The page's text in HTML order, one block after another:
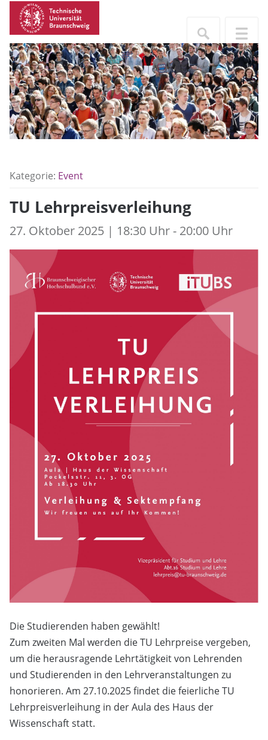
Kategorie: Event
TU Lehrpreisverleihung
27. Oktober 2025 | 18:30 Uhr - 20:00 Uhr
Die Studierenden haben gewählt!
Zum zweiten Mal werden die TU Lehrpreise vergeben,
um die herausragende Lehrtätigkeit von Lehrenden
und Studierenden in den Lehrveranstaltungen zu
honorieren. Am 27.10.2025 findet die feierliche TU
Lehrpreisverleihung in der Aula des Haus der
Wissenschaft statt.